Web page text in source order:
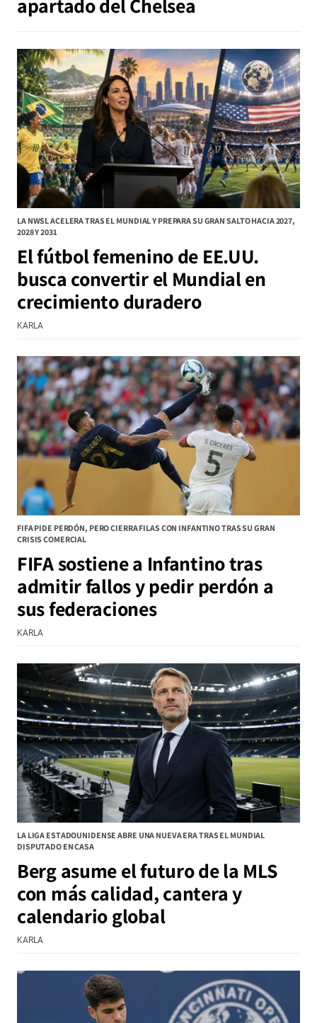
LA NWSL ACELERA TRAS EL MUNDIAL Y PREPARA SU GRAN SALTO HACIA 2027,
2028 Y 2031
El fútbol femenino de EE.UU.
busca convertir el Mundial en
crecimiento duradero
KARLA
FIFA PIDE PERDÓN, PERO CIERRA FILAS CON INFANTINO TRAS SU GRAN
CRISIS COMERCIAL
FIFA sostiene a Infantino tras
admitir fallos y pedir perdón a
sus federaciones
KARLA
LA LIGA ESTADOUNIDENSE ABRE UNA NUEVA ERA TRAS EL MUNDIAL
DISPUTADO EN CASA
Berg asume el futuro de la MLS
con más calidad, cantera y
calendario global
KARLA